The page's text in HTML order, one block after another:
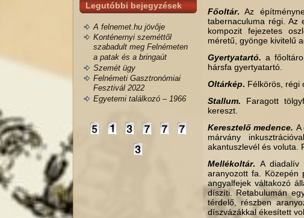
Legutóbbi bejegyzések
A felnemet.hu jövője
Konténernyi szeméttől
szabadult meg Felnémeten
a patak és a bringaút
Szemét ügy
Felnémeti Gasztronómiai
Fesztivál 2022
Egyetemi találkozó – 1966
Főoltár. Az
tabernaculuma régi. Az
kompozit fejezetes
méretű, gyönge kivitelű
Gyertyatartó. a
hársfa gyertyatartó.
Oltárkép. Félkörös, régi
Stallum. Faragott
kereszt.
Keresztelő medence. A
márvány
akantuszlevél és voluta.
Mellékoltár. A diadalív
aranyozott fa. Közepén
angyalfejek váltakozó
díszíti. Retabulumán
térdelő, részben
díszvázákkal ékesített